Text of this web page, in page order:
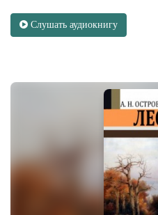
Слушать аудиокнигу